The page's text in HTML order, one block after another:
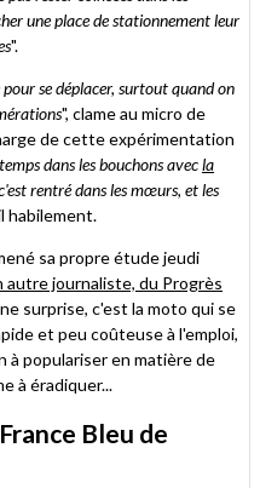
une place de stationnement leur
".
se déplacer, surtout quand on
", clame au micro de
de cette expérimentation
dans les bouchons avecla
rentré dans les mœurs, et les
habilement.
sa propre étude jeudi
autre journaliste, du Progrès
surprise, c'est la moto qui se
et peu coûteuse à l'emploi,
populariser en matière de
à éradiquer...
Bleu de